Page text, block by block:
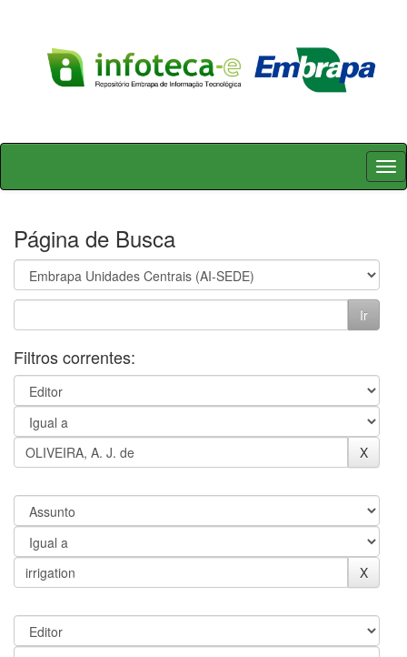
Skip
Página de Busca
Filtros correntes: